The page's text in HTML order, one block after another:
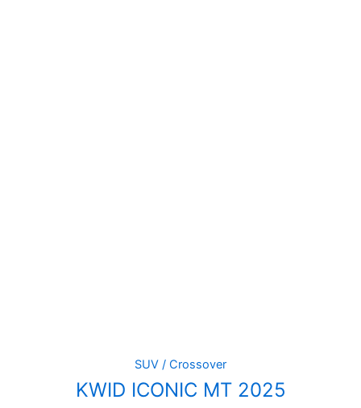
SUV / Crossover
KWID ICONIC MT 2025